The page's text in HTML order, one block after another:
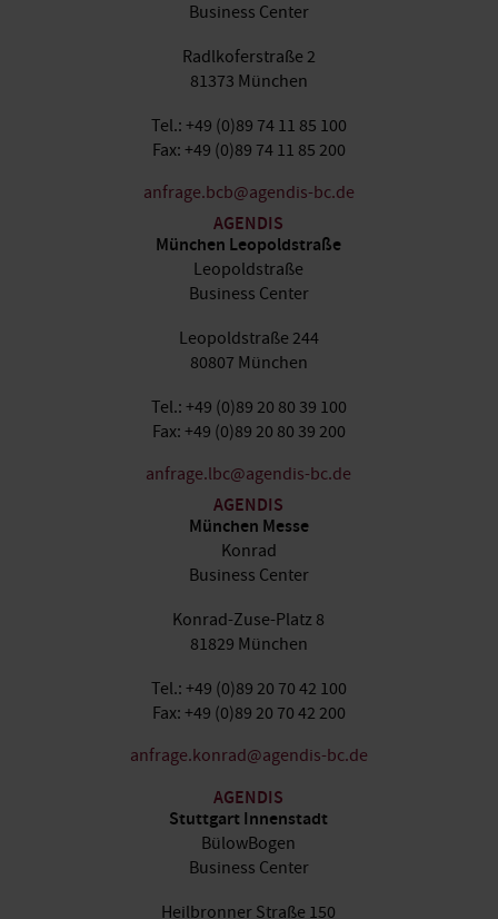
Business Center
Radlkoferstraße 2
81373 München
Tel.: +49 (0)89 74 11 85 100
Fax: +49 (0)89 74 11 85 200
anfrage.bcb@agendis-bc.de
AGENDIS
München Leopoldstraße
Leopoldstraße
Business Center
Leopoldstraße 244
80807 München
Tel.: +49 (0)89 20 80 39 100
Fax: +49 (0)89 20 80 39 200
anfrage.lbc@agendis-bc.de
AGENDIS
München Messe
Konrad
Business Center
Konrad-Zuse-Platz 8
81829 München
Tel.: +49 (0)89 20 70 42 100
Fax: +49 (0)89 20 70 42 200
anfrage.konrad@agendis-bc.de
AGENDIS
Stuttgart Innenstadt
BülowBogen
Business Center
Heilbronner Straße 150